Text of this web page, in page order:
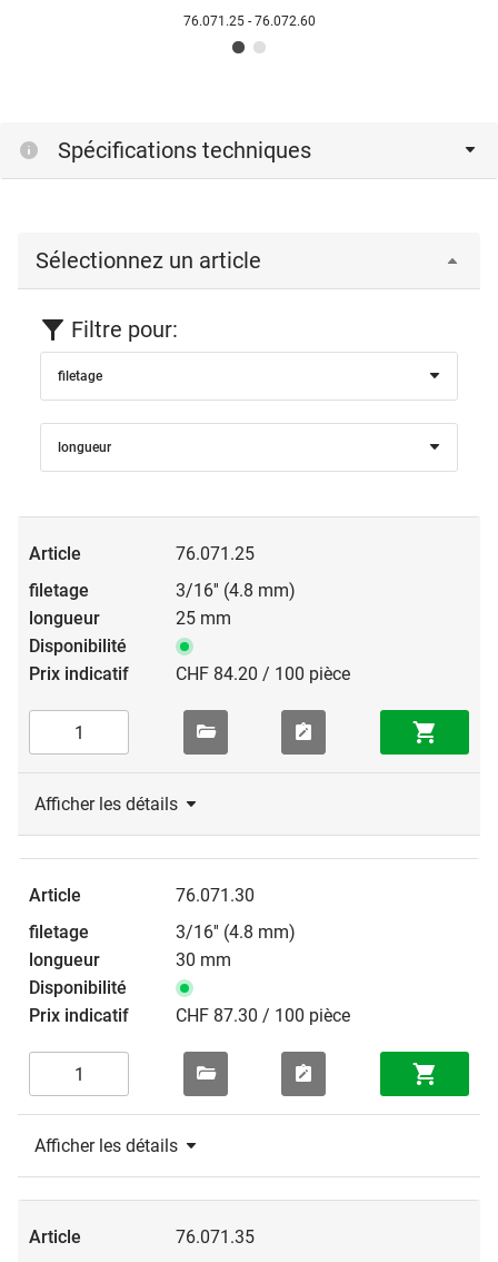
76.071.25 - 76.072.60
Spécifications techniques
Sélectionnez un article
Filtre pour:
filetage
longueur
76.071.25
3/16'' (4.8 mm)
25 mm
CHF 84.20 / 100 pièce
Afficher les détails
76.071.30
3/16'' (4.8 mm)
30 mm
CHF 87.30 / 100 pièce
Afficher les détails
76.071.35